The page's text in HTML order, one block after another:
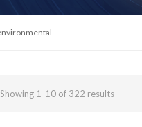
Showing 1-10 of 322 results